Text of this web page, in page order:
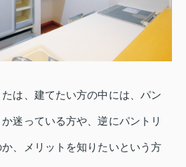
は、建てたい方の中には、パン
迷っている方や、逆にパントリ
、メリットを知りたいという方